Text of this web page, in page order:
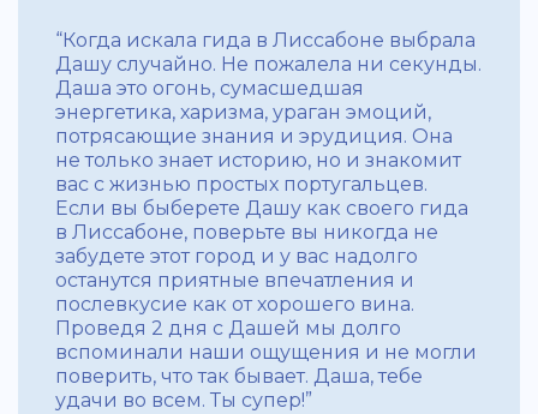
“Когда искала гида в Лиссабоне выбрала
Дашу случайно. Не пожалела ни секунды.
Даша это огонь, сумасшедшая
энергетика, харизма, ураган эмоций,
потрясающие знания и эрудиция. Она
не только знает историю, но и знакомит
вас с жизнью простых португальцев.
Если вы быберете Дашу как своего гида
в Лиссабоне, поверьте вы никогда не
забудете этот город и у вас надолго
останутся приятные впечатления и
послевкусие как от хорошего вина.
Проведя 2 дня с Дашей мы долго
вспоминали наши ощущения и не могли
поверить, что так бывает. Даша, тебе
удачи во всем. Ты супер!”